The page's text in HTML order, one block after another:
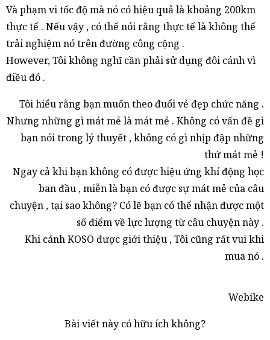
Và phạm vi tốc độ mà nó có hiệu quả là khoảng 200km
thực tế . Nếu vậy , có thể nói rằng thực tế là không thể
trải nghiệm nó trên đường công cộng .
However, Tôi không nghĩ cần phải sử dụng đôi cánh vì
điều đó .
Tôi hiểu rằng bạn muốn theo đuổi vẻ đẹp chức năng .
Nhưng những gì mát mẻ là mát mẻ . Không có vấn đề gì
bạn nói trong lý thuyết , không có gì nhịp đập những
thứ mát mẻ !
Ngay cả khi bạn không có được hiệu ứng khí động học
ban đầu , miễn là bạn có được sự mát mẻ của câu
chuyện , tại sao không? Có lẽ bạn có thể nhận được một
số điểm về lực lượng từ câu chuyện này .
Khi cánh KOSO được giới thiệu , Tôi cũng rất vui khi
mua nó .
Webike
Bài viết này có hữu ích không?